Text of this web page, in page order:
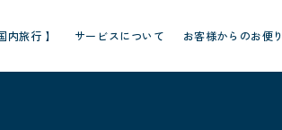
内旅行 】 サービスについて お客様からのお便り